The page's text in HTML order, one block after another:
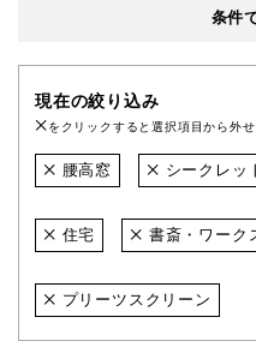
条件
現在の絞り込み
をクリックすると選択項目から外せ
腰高窓 シークレッ
住宅 書斎・ワーク
プリーツスクリーン